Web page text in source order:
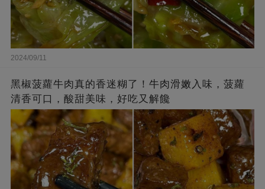
2024/09/11
黑椒菠蘿牛肉真的香迷糊了！牛肉滑嫩入味，菠蘿
清香可口，酸甜美味，好吃又解饞